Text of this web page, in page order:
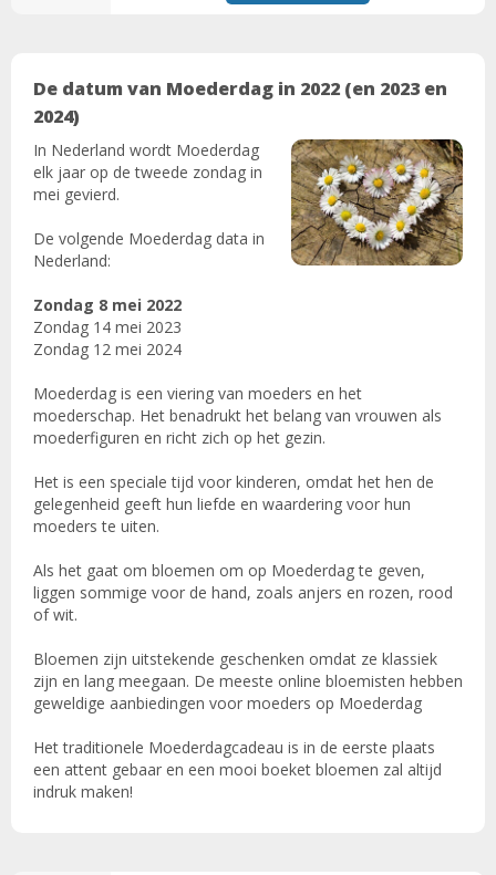
De datum van Moederdag in 2022 (en 2023 en
2024)
In Nederland wordt Moederdag
elk jaar op de tweede zondag in
mei gevierd.
De volgende Moederdag data in
Nederland:
Zondag 8 mei 2022
Zondag 14 mei 2023
Zondag 12 mei 2024
Moederdag is een viering van moeders en het
moederschap. Het benadrukt het belang van vrouwen als
moederfiguren en richt zich op het gezin.
Het is een speciale tijd voor kinderen, omdat het hen de
gelegenheid geeft hun liefde en waardering voor hun
moeders te uiten.
Als het gaat om bloemen om op Moederdag te geven,
liggen sommige voor de hand, zoals anjers en rozen, rood
of wit.
Bloemen zijn uitstekende geschenken omdat ze klassiek
zijn en lang meegaan. De meeste online bloemisten hebben
geweldige aanbiedingen voor moeders op Moederdag
Het traditionele Moederdagcadeau is in de eerste plaats
een attent gebaar en een mooi boeket bloemen zal altijd
indruk maken!